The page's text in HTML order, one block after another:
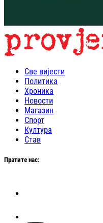
Све вијести
Политика
Хроника
Новости
Магазин
Спорт
Култура
Став
Пратите нас: